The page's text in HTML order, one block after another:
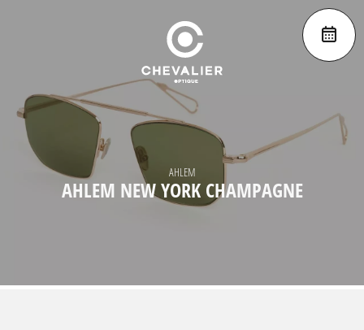
AHLEM
AHLEM NEW YORK CHAMPAGNE